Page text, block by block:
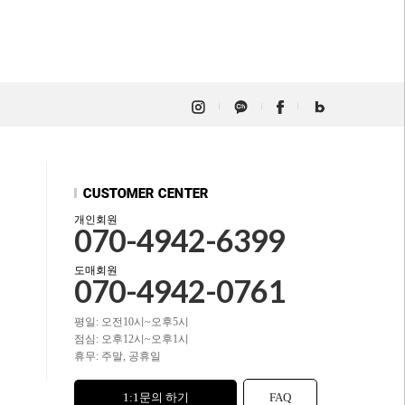
개인회원
070-4942-6399
도매회원
070-4942-0761
평일: 오전10시~오후5시
점심: 오후12시~오후1시
휴무: 주말, 공휴일
1:1문의 하기 FAQ